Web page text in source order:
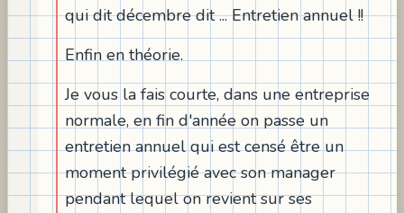
qui dit décembre dit ... Entretien annuel !!
Enfin en théorie.
Je vous la fais courte, dans une entreprise
normale, en fin d'année on passe un
entretien annuel qui est censé être un
moment privilégié avec son manager
pendant lequel on revient sur ses